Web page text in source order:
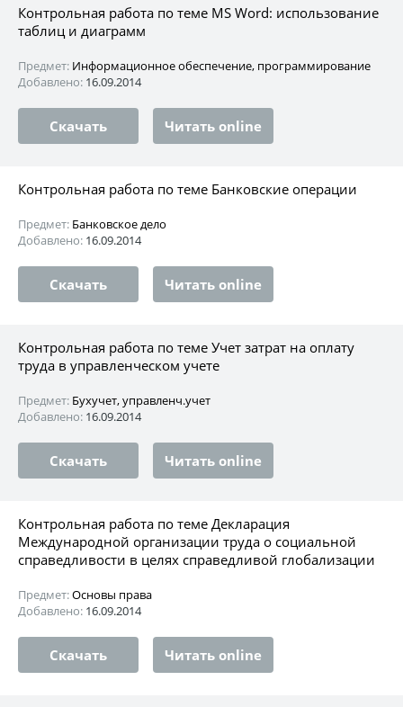
Контрольная работа по теме MS Word: использование
таблиц и диаграмм
Предмет: Информационное обеспечение, программирование
Добавлено: 16.09.2014
Скачать Читать online
Контрольная работа по теме Банковские операции
Предмет: Банковское дело
Добавлено: 16.09.2014
Скачать Читать online
Контрольная работа по теме Учет затрат на оплату
труда в управленческом учете
Предмет: Бухучет, управленч.учет
Добавлено: 16.09.2014
Скачать Читать online
Контрольная работа по теме Декларация
Международной организации труда о социальной
справедливости в целях справедливой глобализации
Предмет:Основы права
Добавлено: 16.09.2014
Скачать Читать online